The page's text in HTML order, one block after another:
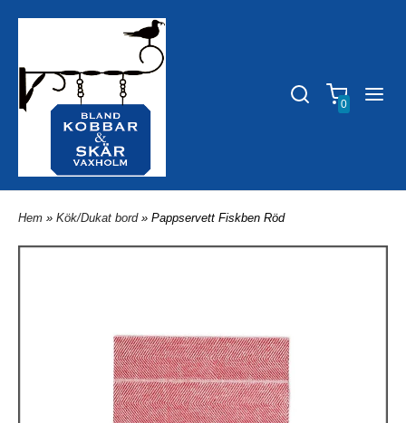
0
Hem » Kök/Dukat bord » Pappservett Fiskben Röd